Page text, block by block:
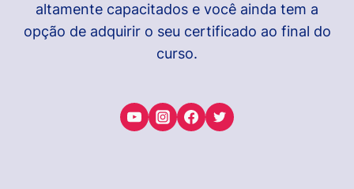
altamente capacitados e você ainda tem a
opção de adquirir o seu certificado ao final do
curso.